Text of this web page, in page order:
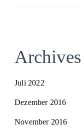
Archives
Juli 2022
Dezember 2016
November 2016